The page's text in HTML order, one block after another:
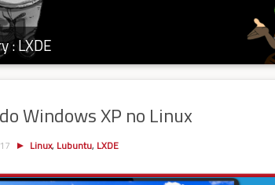
:LXDE
Windows XP no Linux
Linux, Lubuntu, LXDE